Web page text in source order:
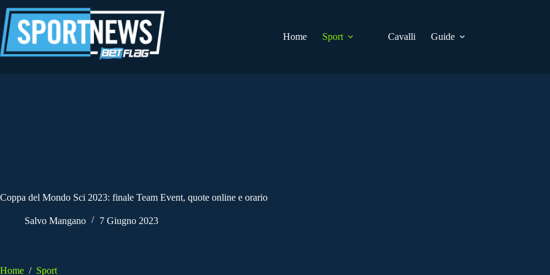
al
contenuto
Home
Sport Cavalli Guide
Coppa del Mondo Sci 2023: finale Team Event, quote online e orario
Salvo Mangano 7 Giugno 2023
Home / Sport